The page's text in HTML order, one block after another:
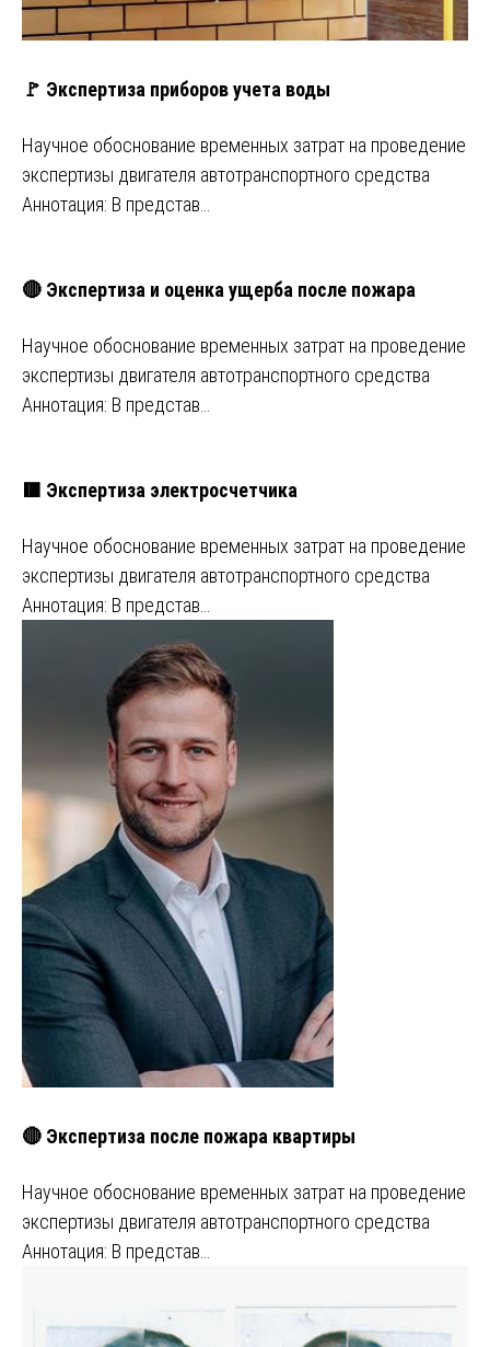
🚩 Экспертиза приборов учета воды
Научное обоснование временных затрат на проведение
экспертизы двигателя автотранспортного средства
Аннотация: В представ…
🔴 Экспертиза и оценка ущерба после пожара
Научное обоснование временных затрат на проведение
экспертизы двигателя автотранспортного средства
Аннотация: В представ…
🟥 Экспертиза электросчетчика
Научное обоснование временных затрат на проведение
экспертизы двигателя автотранспортного средства
Аннотация: В представ…
🔴 Экспертиза после пожара квартиры
Научное обоснование временных затрат на проведение
экспертизы двигателя автотранспортного средства
Аннотация: В представ…